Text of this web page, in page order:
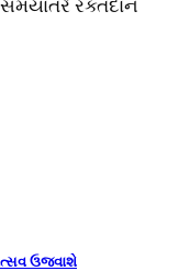
ઉજવાશે